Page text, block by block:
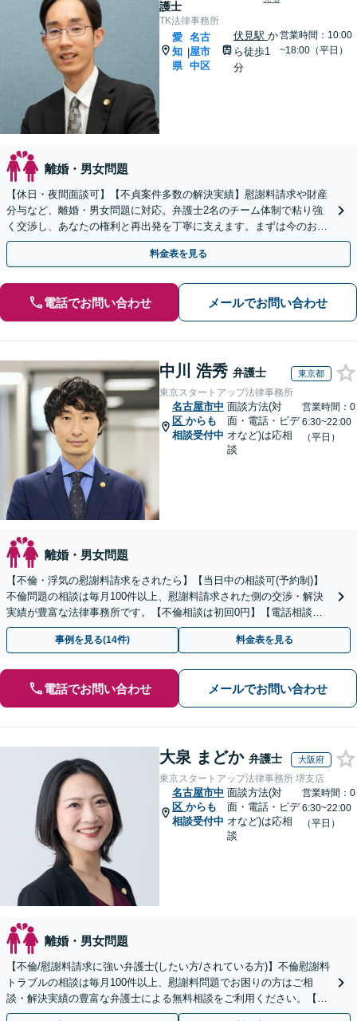
護士
TK法律事務所
愛
知
県
|
名古
屋市
中区
伏見駅 か
ら徒歩1
分
営業時間：10:00
~18:00（平日）
離婚・男女問題
【休日・夜間面談可】【不貞案件多数の解決実績】慰謝料請求や財産
分与など、離婚・男女問題に対応。弁護士2名のチーム体制で粘り強
く交渉し、あなたの権利と再出発を丁寧に支えます。まずは今のお悩
みをお聞かせください。
料金表を見る
電話でお問い合わせ メールでお問い合わせ
中川 浩秀 弁護士 東京都
東京スタートアップ法律事務所
名古屋市中
区 からも
相談受付中
面談方法(対
面・電話・ビデ
オなど)は応相
談
営業時間：0
6:30~22:00
（平日）
離婚・男女問題
【不倫・浮気の慰謝料請求をされたら】【当日中の相談可(予約制)】
不倫問題の相談は毎月100件以上、慰謝料請求された側の交渉・解決
実績が豊富な法律事務所です。【不倫相談は初回0円】【電話相談で
ご契約まで対応可/来所不要】
事例を見る(14件) 料金表を見る
電話でお問い合わせ メールでお問い合わせ
大泉 まどか 弁護士 大阪府
東京スタートアップ法律事務所 堺支店
名古屋市中
区 からも
相談受付中
面談方法(対
面・電話・ビデ
オなど)は応相
談
営業時間：0
6:30~22:00
（平日）
離婚・男女問題
【不倫/慰謝料請求に強い弁護士(したい方/されている方)】不倫慰謝料
トラブルの相談は毎月100件以上、慰謝料問題でお困りの方はご相
談・解決実績の豊富な弁護士による無料相談をご利用ください。【不
倫相談は初回0円】【全国対応】